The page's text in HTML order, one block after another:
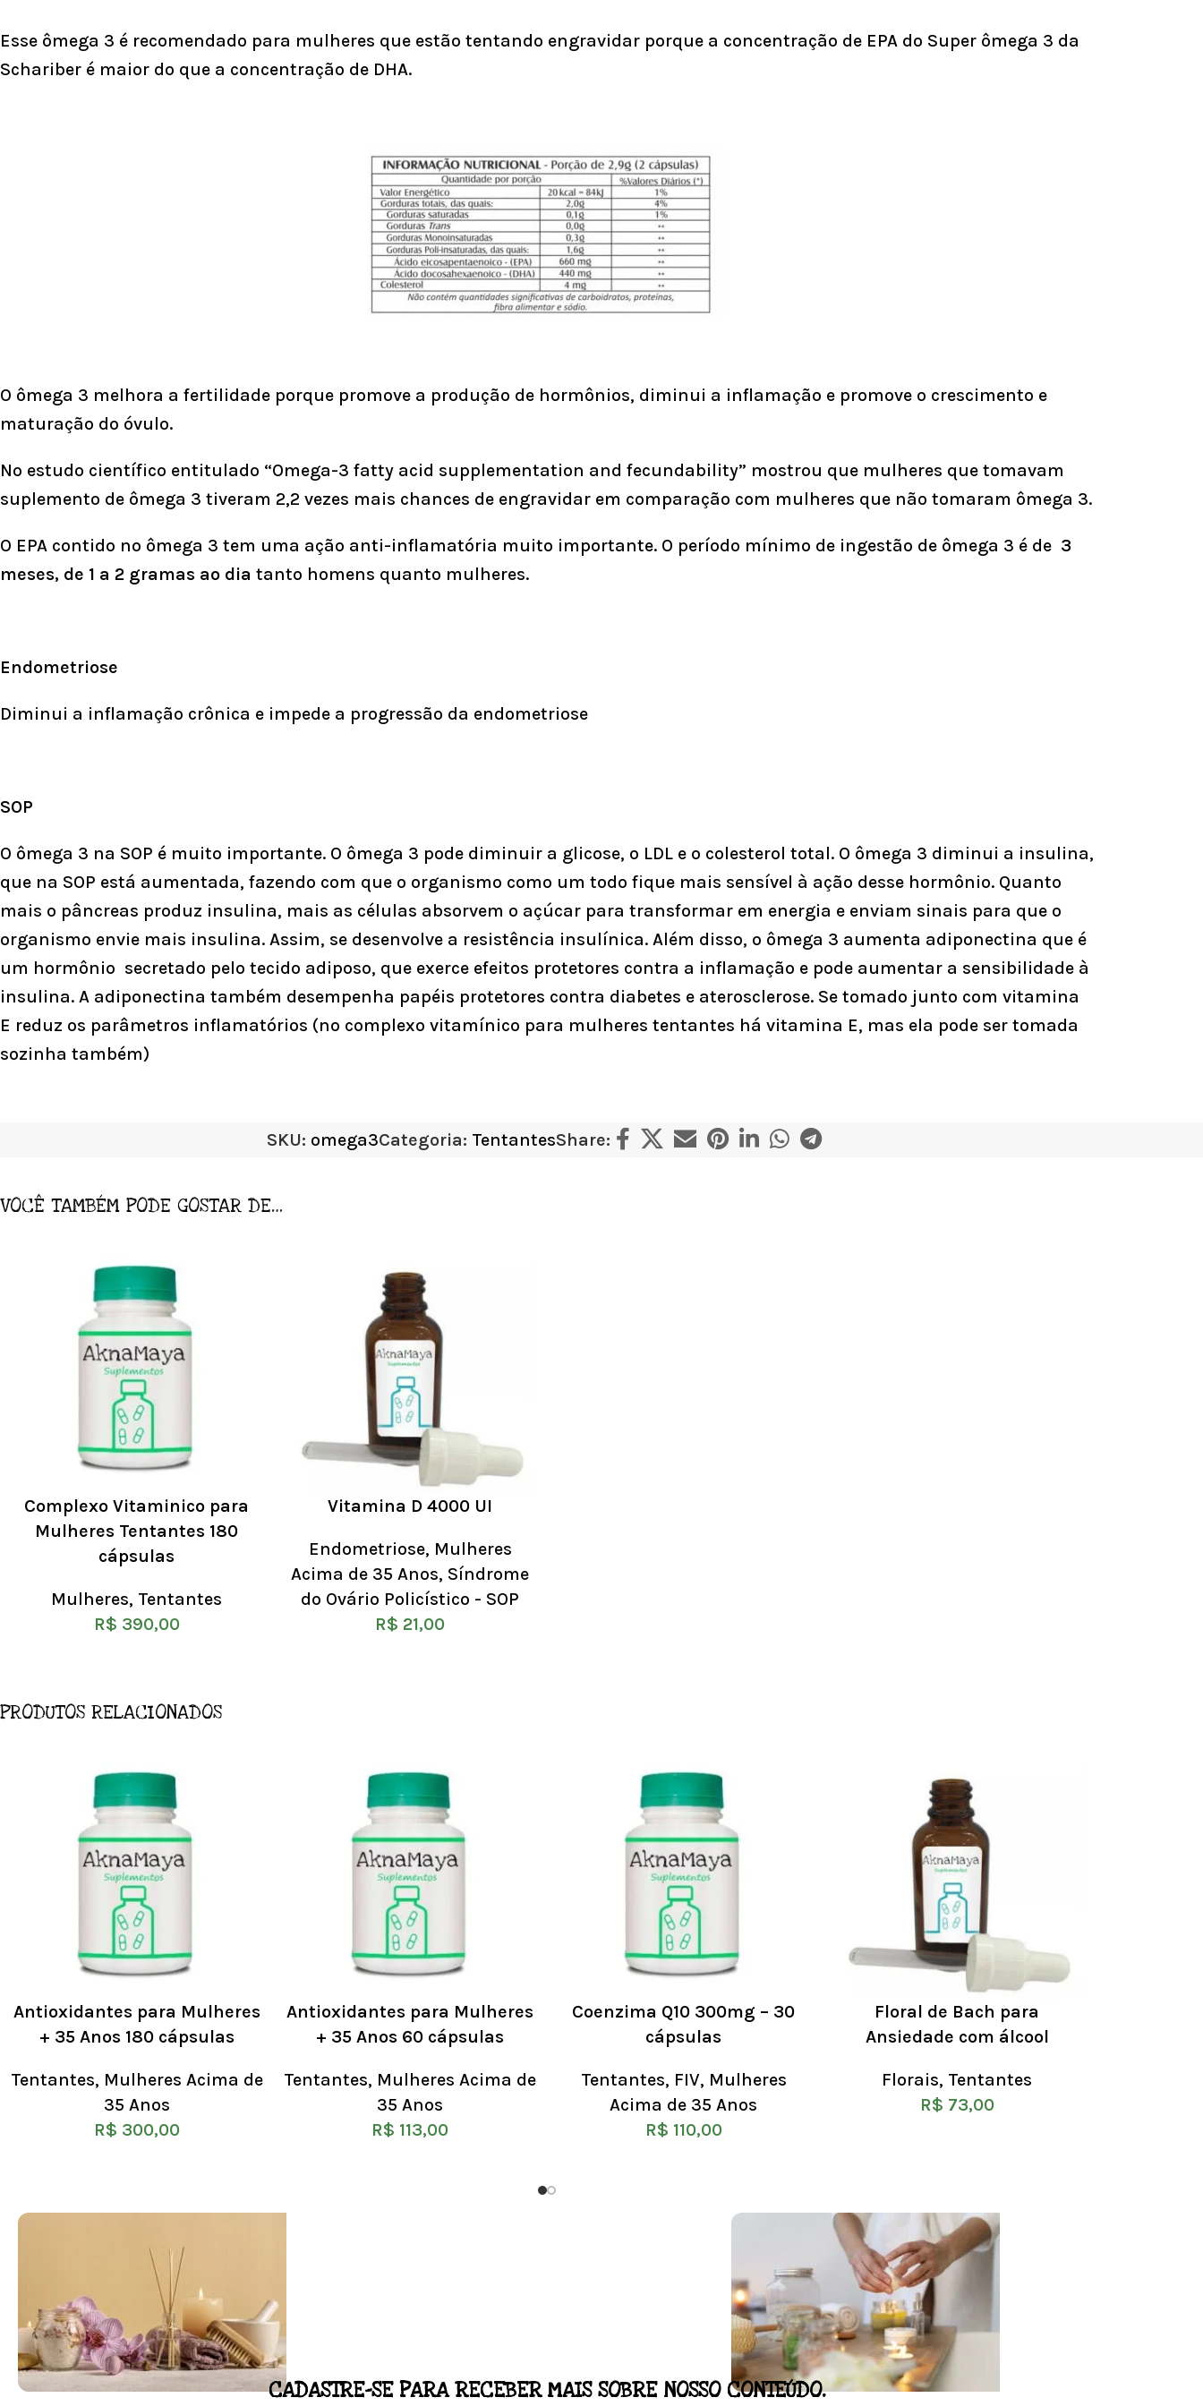
Esse ômega 3 é recomendado para mulheres que estão tentando engravidar porque a concentração de EPA do Super ômega 3 da
Schariber é maior do que a concentração de DHA.
O ômega 3 melhora a fertilidade porque promove a produção de hormônios, diminui a inflamação e promove o crescimento e
maturação do óvulo.
No estudo científico entitulado “Omega-3 fatty acid supplementation and fecundability” mostrou que mulheres que tomavam
suplemento de ômega 3 tiveram 2,2 vezes mais chances de engravidar em comparação com mulheres que não tomaram ômega 3.
O EPA contido no ômega 3 tem uma ação anti-inflamatória muito importante. O período mínimo de ingestão de ômega 3 é de 3
meses, de 1 a 2 gramas ao dia tanto homens quanto mulheres.
Endometriose
Diminui a inflamação crônica e impede a progressão da endometriose
SOP
O ômega 3 na SOP é muito importante. O ômega 3 pode diminuir a glicose, o LDL e o colesterol total. O ômega 3 diminui a insulina,
que na SOP está aumentada, fazendo com que o organismo como um todo fique mais sensível à ação desse hormônio. Quanto
mais o pâncreas produz insulina, mais as células absorvem o açúcar para transformar em energia e enviam sinais para que o
organismo envie mais insulina. Assim, se desenvolve a resistência insulínica. Além disso, o ômega 3 aumenta adiponectina que é
um hormônio secretado pelo tecido adiposo, que exerce efeitos protetores contra a inflamação e pode aumentar a sensibilidade à
insulina. A adiponectina também desempenha papéis protetores contra diabetes e aterosclerose. Se tomado junto com vitamina
E reduz os parâmetros inflamatórios (no complexo vitamínico para mulheres tentantes há vitamina E, mas ela pode ser tomada
sozinha também)
SKU: omega3Categoria: TentantesShare:
VOCÊ TAMBÉM PODE GOSTAR DE…
Complexo Vitaminico para
Mulheres Tentantes 180
cápsulas
Mulheres, Tentantes
R$ 390,00
Vitamina D 4000 UI
Endometriose, Mulheres
Acima de 35 Anos, Síndrome
do Ovário Policístico - SOP
R$ 21,00
PRODUTOS RELACIONADOS
Antioxidantes para Mulheres
+ 35 Anos 180 cápsulas
Tentantes, Mulheres Acima de
35 Anos
R$ 300,00
Antioxidantes para Mulheres
+ 35 Anos 60 cápsulas
Tentantes, Mulheres Acima de
35 Anos
R$ 113,00
Coenzima Q10 300mg – 30
cápsulas
Tentantes, FIV, Mulheres
Acima de 35 Anos
R$ 110,00
Floral de Bach para
Ansiedade com álcool
Florais, Tentantes
R$ 73,00
CADASTRE-SE PARA RECEBER MAIS SOBRE NOSSO CONTEÚDO.